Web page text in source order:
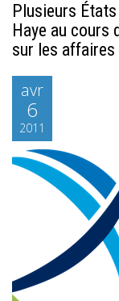
Plusieurs
Haye au cours
sur les
avr
6
2011